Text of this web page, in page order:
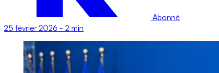
Abonné
25 février 2026 - 2 min